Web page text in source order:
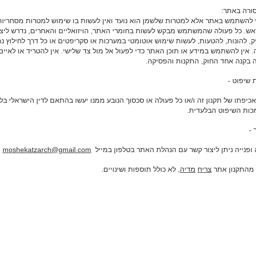
באתר:
להשתמש באתר אלא למטרות שלשמן הוא נועד ואין לעשות בו שימוש למטרות
כל פעולה שהמשתמש מבקש לעשות בחומרי האתר, הויזואליים והאחרים, נדרש
להונות, להטעות, לעשות שימוש אוטומטי במערכות או סקריפטים או כל דרך
אין להשתמש במידע או תוכן האתר כדי לפעול אל מול צד שלישי. אין להטריד או
בקנה אחד החוק, התקנות והפסיקה.
שיפוט -
של תקנון זה ו/או כל פעולה או סכסוך הנובע ממנו יעשו בהתאם לדין
השיפוט הבלעדית.
-
ניתן ליצור קשר עם הנהלת האתר בטלפון במייל moshekatzarch@gmail.com
מהתקנון אתר צריח מדיה, לא כולל תוספות ושינויים.